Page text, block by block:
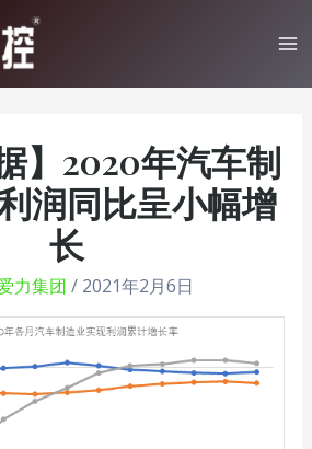
】2020年汽车制
润同比呈小幅增
长
力集团 / 2021年2月6日